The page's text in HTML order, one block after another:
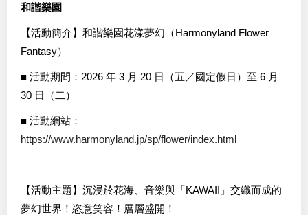
和諧樂園
【活動簡介】和諧樂園花漾夢幻（Harmonyland Flower
Fantasy）
■ 活動期間：2026 年 3 月 20 日（五／國定假日）至 6 月
30 日（二）
■ 活動網站：
https://www.harmonyland.jp/sp/flower/index.html
【活動主題】沉浸於花海、音樂與「KAWAII」交織而成的
夢幻世界！恣意笑容！層層盛開！